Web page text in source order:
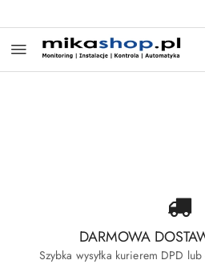
DARMOWA
Szybka wysyłka kurierem DPD